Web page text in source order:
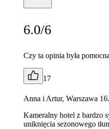
6.0/6
Czy ta opinia była
17
Anna i Artur, Warszawa
Kameralny hotel z bardzo
uniknięcia sezonowego